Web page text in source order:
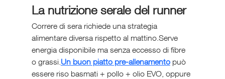
La nutrizione serale del runner
Correre di sera richiede una strategia
alimentare diversa rispetto al mattino.Serve
energia disponibile ma senza eccesso di fibre
o grassi. Un buon piatto pre-allenamento può
essere riso basmati + pollo + olio EVO, oppure